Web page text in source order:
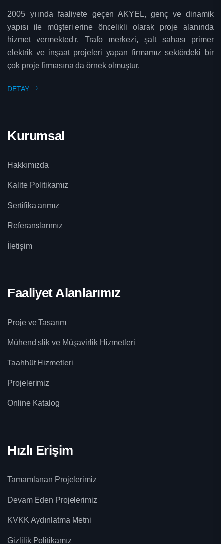
2005 yılında faaliyete geçen AKYEL, genç ve dinamik
yapısı ile müşterilerine öncelikli olarak proje alanında
hizmet vermektedir. Trafo merkezi, şalt sahası primer
elektrik ve inşaat projeleri yapan firmamız sektördeki bir
çok proje firmasına da örnek olmuştur.
DETAY
Kurumsal
Hakkımızda
Kalite Politikamız
Sertifikalarımız
Referanslarımız
İletişim
Faaliyet Alanlarımız
Proje ve Tasarım
Mühendislik ve Müşavirlik Hizmetleri
Taahhüt Hizmetleri
Projelerimiz
Online Katalog
Hızlı Erişim
Tamamlanan Projelerimiz
Devam Eden Projelerimiz
KVKK Aydınlatma Metni
Gizlilik Politikamız